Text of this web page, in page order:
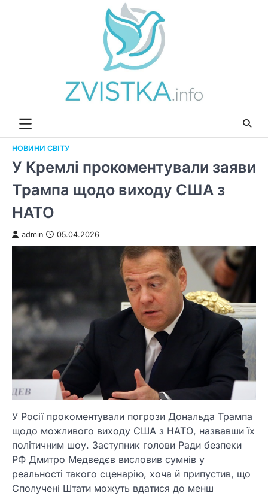
НОВИНИ СВІТУ
У Кремлі прокоментували заяви
Трампа щодо виходу США з
НАТО
admin 05.04.2026
У Росії прокоментували погрози Дональда Трампа
щодо можливого виходу США з НАТО, назвавши їх
політичним шоу. Заступник голови Ради безпеки
РФ Дмитро Медведєв висловив сумнів у
реальності такого сценарію, хоча й припустив, що
Сполучені Штати можуть вдатися до менш